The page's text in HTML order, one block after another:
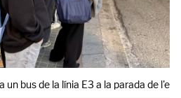
un bus de la línia E3 a la parada de